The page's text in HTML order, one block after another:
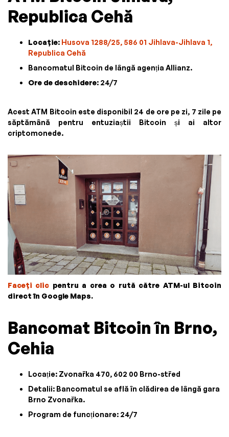
Republica Cehă
Locație: Husova 1288/25, 586 01 Jihlava-Jihlava 1,
Republica Cehă
Bancomatul Bitcoin de lângă agenția Allianz.
Ore de deschidere: 24/7
Acest ATM Bitcoin este disponibil 24 de ore pe zi, 7 zile pe
săptămână pentru entuziaștii Bitcoin și ai altor
criptomonede.
Faceți clic pentru a crea o rută către ATM-ul Bitcoin
direct în Google Maps.
Bancomat Bitcoin în Brno,
Cehia
Locație: Zvonařka 470, 602 00 Brno-střed
Detalii: Bancomatul se află în clădirea de lângă gara
Brno Zvonařka.
Program de funcționare: 24/7